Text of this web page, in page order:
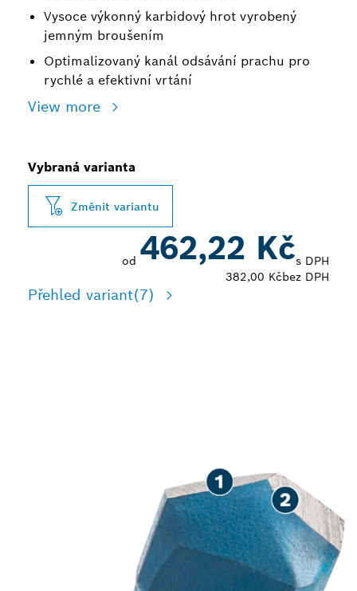
Vysoce výkonný karbidový hrot vyrobený
jemným broušením
Optimalizovaný kanál odsávání prachu pro
rychlé a efektivní vrtání
View more
Vybraná varianta
Změnit variantu
od 462,22 Kčs DPH
382,00 Kčbez DPH
Přehled variant(7)